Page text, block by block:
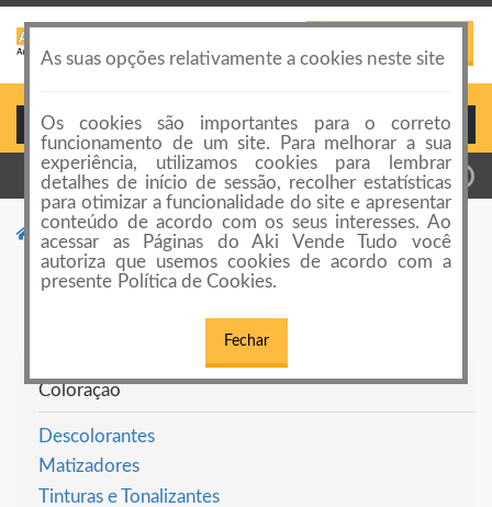
navigation
Login ou Cadastro
Categorias de anúncios Produtos de Cabelo
Produtos de Cabelo
Coloração
Descolorantes
Matizadores
Tinturas e Tonalizantes
As suas opções relativamente a cookies neste site
Os cookies são importantes para o correto
funcionamento de um site. Para melhorar a sua
experiência, utilizamos cookies para lembrar
detalhes de início de sessão, recolher estatísticas
para otimizar a funcionalidade do site e apresentar
conteúdo de acordo com os seus interesses. Ao
acessar as Páginas do Aki Vende Tudo você
autoriza que usemos cookies de acordo com a
presente Política de Cookies.
Fechar